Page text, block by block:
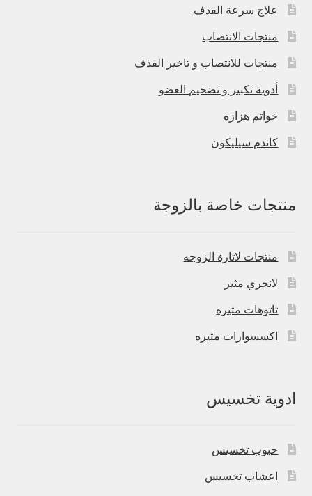
علاج سرعة القذف
منتجات الانتصاب
منتجات للانتصاب و تاخير القذف
أدوية تكبير و تضخيم العضو
خواتم هزازه
كاندم سيليكون
منتجات خاصة بالزوجة
منتجات لاثارة الزوجه
لانجري مثير
تاتوهات مثيره
اكسسوارات مثيره
ادوية تخسيس
حبوب تخسيس
اعشاب تخسيس